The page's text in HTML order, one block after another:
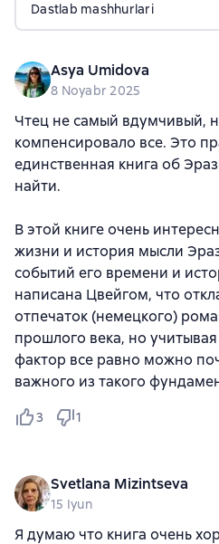
Dastlab mashhurlari
Asya Umidova
8 Noyabr 2025
Чтец не самый вдумчивый,
компенсировало все. Это
единственная книга об
найти.
В этой книге очень
жизни и история мысли
событий его времени и
написана Цвейгом, что
отпечаток (немецкого)
прошлого века, но
фактор все равно можно
важного из такого
3 1
Svetlana Mizintseva
15 Iyun
Я думаю что книга очень